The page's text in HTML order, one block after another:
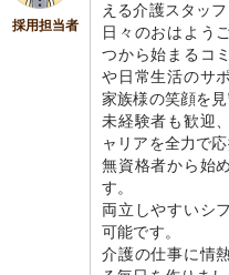
採用担当者
える介護スタッフ
日々のおはよう
つから始まるコ
や日常生活のサ
家族様の笑顔を見
未経験者も歓迎
ャリアを全力で応
無資格者から始
す。
両立しやすいシ
可能です。
介護の仕事に情